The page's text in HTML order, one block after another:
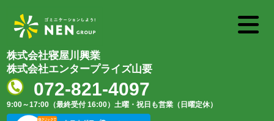
株式会社寝屋川興業
株式会社エンタープライズ山要
072-821-4097
9:00～17:00（最終受付 16:00） 土曜・祝日も営業（日曜定休）